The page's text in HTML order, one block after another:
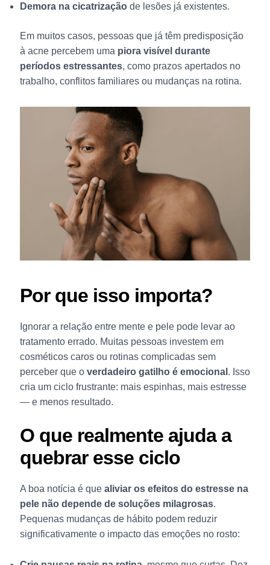
Demora na cicatrizaçãode lesões já existentes.
Em muitos casos, pessoas que já têm predisposição
à acne percebem uma piora visível durante
períodos estressantes, como prazos apertados no
trabalho, conflitos familiares ou mudanças na rotina.
Por que isso importa?
Ignorar a relação entre mente e pele pode levar ao
tratamento errado. Muitas pessoas investem em
cosméticos caros ou rotinas complicadas sem
perceber que o verdadeiro gatilho é emocional . Isso
cria um ciclo frustrante: mais espinhas, mais estresse
— e menos resultado.
O que realmente ajuda a
quebrar esse ciclo
A boa notícia é que aliviar os efeitos do estresse na
pele não depende de soluções milagrosas.
Pequenas mudanças de hábito podem reduzir
significativamente o impacto das emoções no rosto: